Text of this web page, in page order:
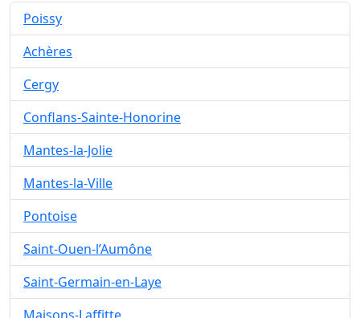
Poissy
Achères
Cergy
Conflans-Sainte-Honorine
Mantes-la-Jolie
Mantes-la-Ville
Pontoise
Saint-Ouen-l’Aumône
Saint-Germain-en-Laye